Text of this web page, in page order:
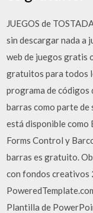
JUEGOS de
sin descargar nada a
web de juegos gratis
gratuitos para todos
programa de códigos
barras como parte de
está disponible como
Forms Control y
barras es gratuito.
con fondos creativos
Plantilla de